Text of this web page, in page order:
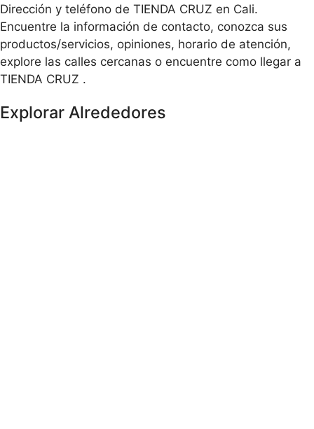
Dirección y teléfono de TIENDA CRUZ en Cali.
Encuentre la información de contacto, conozca sus
productos/servicios, opiniones, horario de atención,
explore las calles cercanas o encuentre como llegar a
TIENDA CRUZ .
Explorar Alrededores